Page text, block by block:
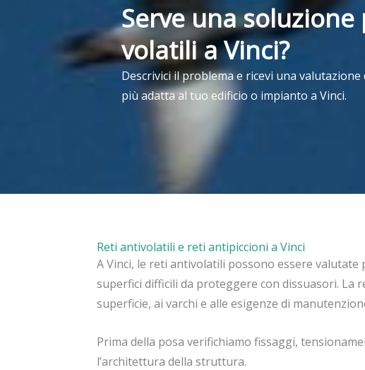
Serve una soluzione
volatili a Vinci?
Descrivici il problema e ricevi una valutazione
più adatta al tuo edificio o impianto a Vinci.
Reti antivolatili e reti antipiccioni a Vinci
A Vinci, le reti antivolatili possono essere
superfici difficili da proteggere con dissuasori. La
superficie, ai varchi e alle esigenze di
Prima della posa verifichiamo fissaggi,
l’architettura della struttura.